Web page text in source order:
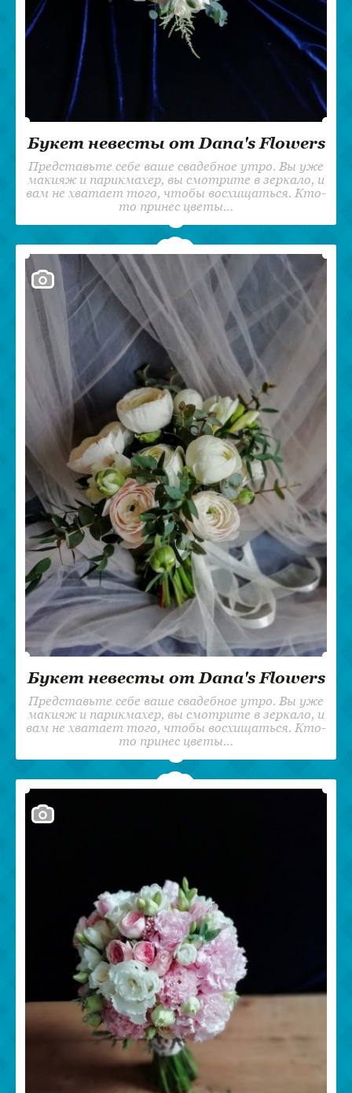
Букет невесты от Dana's Flowers
Представьте себе ваше свадебное утро. Вы уже
макияж и парикмахер, вы смотрите в зеркало, и
вам не хватает того, чтобы восхищаться. Кто-
то принес цветы…
Букет невесты от Dana's Flowers
Представьте себе ваше свадебное утро. Вы уже
макияж и парикмахер, вы смотрите в зеркало, и
вам не хватает того, чтобы восхищаться. Кто-
то принес цветы…